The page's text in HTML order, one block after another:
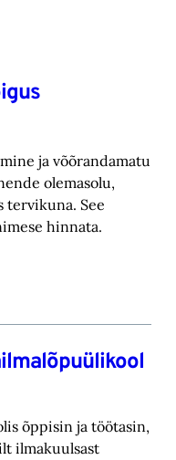
ja võõrandamatu
olemasolu,
tervikuna. See
hinnata.
õppisin ja töötasin,
ilmakuulsast